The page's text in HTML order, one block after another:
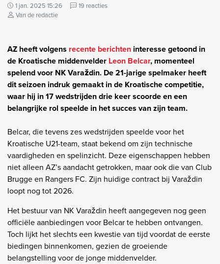
1 jan. 2025 15:26
19 reacties
Van de redactie
AZ heeft volgens recente berichten interesse getoond in
de Kroatische middenvelder Leon Belcar, momenteel
spelend voor NK Varaždin. De 21-jarige spelmaker heeft
dit seizoen indruk gemaakt in de Kroatische competitie,
waar hij in 17 wedstrijden drie keer scoorde en een
belangrijke rol speelde in het succes van zijn team.
Belcar, die tevens zes wedstrijden speelde voor het
Kroatische U21-team, staat bekend om zijn technische
vaardigheden en spelinzicht. Deze eigenschappen hebben
niet alleen AZ’s aandacht getrokken, maar ook die van Club
Brugge en Rangers FC. Zijn huidige contract bij Varaždin
loopt nog tot 2026.
Het bestuur van NK Varaždin heeft aangegeven nog geen
officiële aanbiedingen voor Belcar te hebben ontvangen.
Toch lijkt het slechts een kwestie van tijd voordat de eerste
biedingen binnenkomen, gezien de groeiende
belangstelling voor de jonge middenvelder.